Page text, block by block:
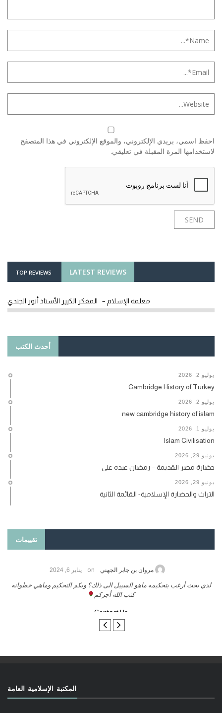
احفظ اسمي، بريدي الإلكتروني، والموقع الإلكتروني في هذا المتصفح
لاستخدامها المرة المقبلة في تعليقي.
LATEST REVIEWS
TOP REVIEWS
معلمة الإسلام – المفكر الكبير الأستاذ أنور الجندي
أحدث الكتب
يوليو 2, 2026
Cambridge History of Turkey
يوليو 2, 2026
new cambridge history of islam
يوليو 1, 2026
Islam Civilisation
يونيو 29, 2026
حضارة مصر القديمة – رمضان عبده علي
يونيو 29, 2026
التراث والحضارة الإسلامية- القائمة الثانية
تقييمات
مروان بن جابر الجهني on يناير 6, 2024
لدي بحث أرغب بتحكيمه ماهو السبيل الى ذلك؟ وبكم التحكيم وماهي خطواته
كتب الله أجركم
Contact Us
المكتبة الإسلامية العامة